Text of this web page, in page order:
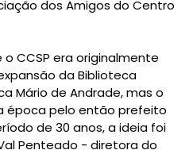
dos Amigos do Centro
o CCSP era originalmente
da Biblioteca
Mário de Andrade,mas o
época pelo então prefeito
de 30 anos, a ideia foi
Penteado - diretora do